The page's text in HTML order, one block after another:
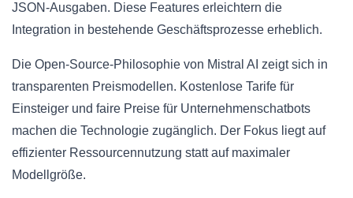
JSON-Ausgaben. Diese Features erleichtern die
Integration in bestehende Geschäftsprozesse erheblich.
Die Open-Source-Philosophie von Mistral AI zeigt sich in
transparenten Preismodellen. Kostenlose Tarife für
Einsteiger und faire Preise für Unternehmenschatbots
machen die Technologie zugänglich. Der Fokus liegt auf
effizienter Ressourcennutzung statt auf maximaler
Modellgröße.